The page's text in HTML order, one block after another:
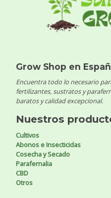
Grow Shop en
Encuentra todo lo necesario
fertilizantes, sustratos y
baratos y calidad excepcional.
Nuestros
Cultivos
Abonos e Insecticidas
Cosecha y Secado
Parafernalia
CBD
Otros